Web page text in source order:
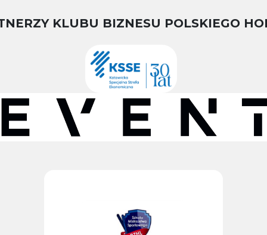
KLUBU BIZNESU POLSKIEGO